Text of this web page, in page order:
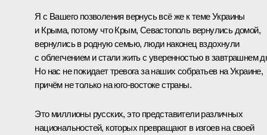
Я с Вашего позволения вернусь всё же к теме Украины
и Крыма, потому что Крым, Севастополь вернулись домой,
вернулись в родную семью, люди наконец вздохнули
с облегчением и стали жить с уверенностью в завтрашнем
Но нас не покидает тревога за наших собратьев на Украине,
причём не только на юго-востоке страны.
Это миллионы русских, это представители различных
национальностей, которых превращают в изгоев на своей